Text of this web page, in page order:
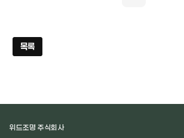
목록
위드조명 주식회사